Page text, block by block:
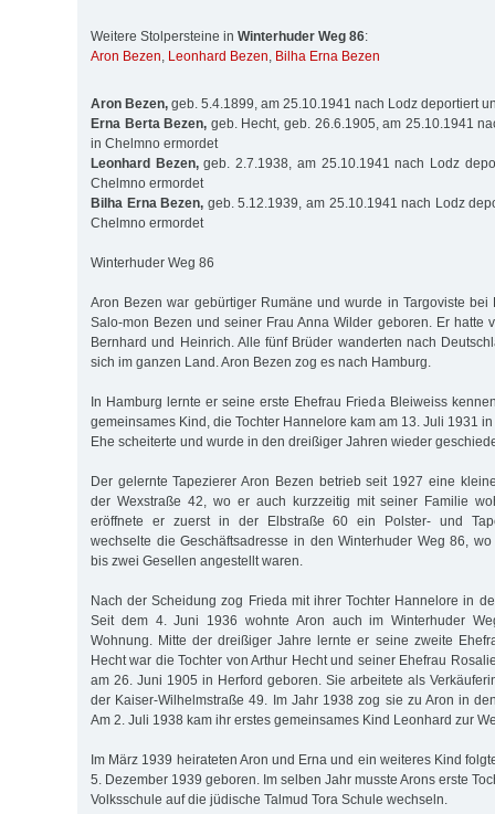
Weitere Stolpersteine in Winterhuder Weg 86:
Aron Bezen, Leonhard Bezen, Bilha Erna Bezen
Aron Bezen, geb. 5.4.1899, am 25.10.1941 nach Lodz deportiert
Erna Berta Bezen, geb. Hecht, geb. 26.6.1905, am 25.10.1941
in Chelmno ermordet
Leonhard Bezen,geb. 2.7.1938, am 25.10.1941 nach Lodz
Chelmno ermordet
Bilha Erna Bezen, geb. 5.12.1939, am 25.10.1941 nach Lodz
Chelmno ermordet
Winterhuder Weg 86
Aron Bezen war gebürtiger Rumäne und wurde in Targoviste bei
Salo-mon Bezen und seiner Frau Anna Wilder geboren. Er hatte
Bernhard und Heinrich. Alle fünf Brüder wanderten nach
sich im ganzen Land. Aron Bezen zog es nach Hamburg.
In Hamburg lernte er seine erste Ehefrau Frieda Bleiweiss
ge­meinsames Kind, die Tochter Hannelore kam am 13. Juli 1931
Ehe scheiterte und wurde in den dreißiger Jahren wieder
Der gelernte Tapezierer Aron Bezen be­trieb seit 1927 eine
der Wex­straße 42, wo er auch kurzzeitig mit seiner Familie
eröffnete er zuerst in der Elbstraße 60 ein Polster- und
wechselte die Ge­schäfts­­adres­se in den Winterhuder Weg 86,
bis zwei Ge­sellen angestellt waren.
Nach der Scheidung zog Frieda mit ihrer Tochter Hannelore in
Seit dem 4. Juni 1936 wohnte Aron auch im Winterhuder
Wohnung. Mitte der dreißiger Jahre lernte er seine zweite
Hecht war die Toch­ter von Arthur Hecht und seiner Ehe­­frau
am 26. Juni 1905 in Herford geboren. Sie arbeitete als
der Kaiser-Wilhelm­stra­ße 49. Im Jahr 1938 zog sie zu Aron in
Am 2. Juli 1938 kam ihr erstes gemeinsames Kind Leonhard zur
Im März 1939 heirateten Aron und Erna und ein weiteres Kind
5. Dezember 1939 geboren. Im selben Jahr musste Arons erste
Volks­schule auf die jüdische Talmud Tora Schule wechseln.